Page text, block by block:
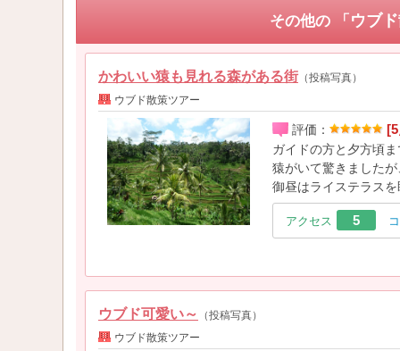
その他の 「 ウブ
かわいい猿も見れる森がある街 （投稿写真）
ウブド散策ツアー
評価：
ガイドの方と夕方頃
猿がいて驚きました
御昼はライステラス
アクセス 5
ウブド可愛い～
（投稿写真）
ウブド散策ツアー